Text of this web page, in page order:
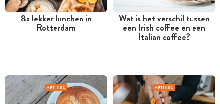
8x lekker lunchen in
Rotterdam
Wat is het verschil tussen
een Irish coffee en een
Italian coffee?
ARTIKEL ARTIKEL